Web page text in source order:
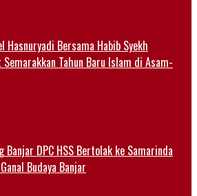
Hasnuryadi Bersama Habib Syekh
Tahun Baru Islam di Asam-
Banjar DPC HSS Bertolak ke Samarinda
Budaya Banjar